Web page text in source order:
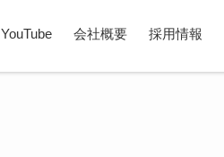
YouTube 会社概要 採用情報